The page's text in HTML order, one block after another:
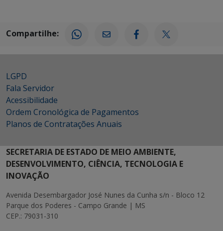
Compartilhe:
LGPD
Fala Servidor
Acessibilidade
Ordem Cronológica de Pagamentos
Planos de Contratações Anuais
SECRETARIA DE ESTADO DE MEIO AMBIENTE,
DESENVOLVIMENTO, CIÊNCIA, TECNOLOGIA E
INOVAÇÃO
Avenida Desembargador José Nunes da Cunha s/n - Bloco 12
Parque dos Poderes - Campo Grande | MS
CEP.: 79031-310